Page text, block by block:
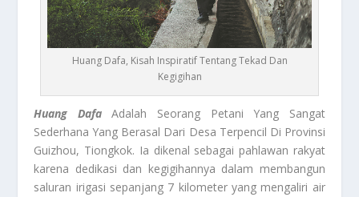
Huang Dafa, Kisah Inspiratif Tentang Tekad Dan
Kegigihan
Huang DafaAdalah Seorang Petani Yang Sangat
Sederhana Yang Berasal Dari Desa Terpencil Di Provinsi
Guizhou, Tiongkok. Ia dikenal sebagai pahlawan rakyat
karena dedikasi dan kegigihannya dalam membangun
saluran irigasi sepanjang 7 kilometer yang mengaliri air